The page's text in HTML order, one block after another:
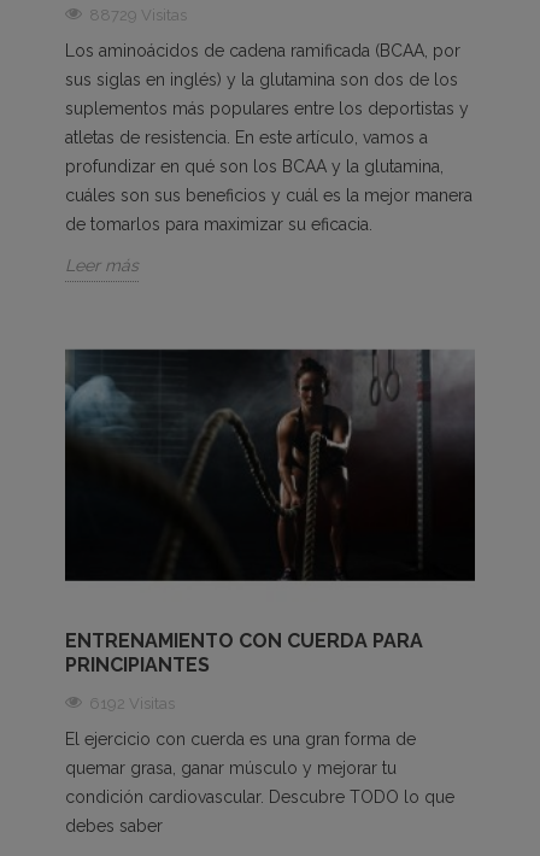
88729 Visitas
Los aminoácidos de cadena ramificada (BCAA, por
sus siglas en inglés) y la glutamina son dos de los
suplementos más populares entre los deportistas y
atletas de resistencia. En este artículo, vamos a
profundizar en qué son los BCAA y la glutamina,
cuáles son sus beneficios y cuál es la mejor manera
de tomarlos para maximizar su eficacia.
Leer más
ENTRENAMIENTO CON CUERDA PARA
PRINCIPIANTES
6192 Visitas
El ejercicio con cuerda es una gran forma de
quemar grasa, ganar músculo y mejorar tu
condición cardiovascular. Descubre TODO lo que
debes saber